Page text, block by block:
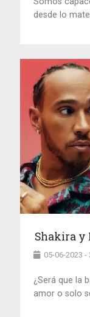
desde lo
Shakira y
05-06-2023 -
¿Será que la
amor o solo